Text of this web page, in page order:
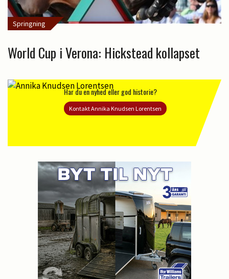
Springning
World Cup i Verona: Hickstead kollapset
Har du en nyhed eller god historie?
Kontakt Annika Knudsen Lorentsen